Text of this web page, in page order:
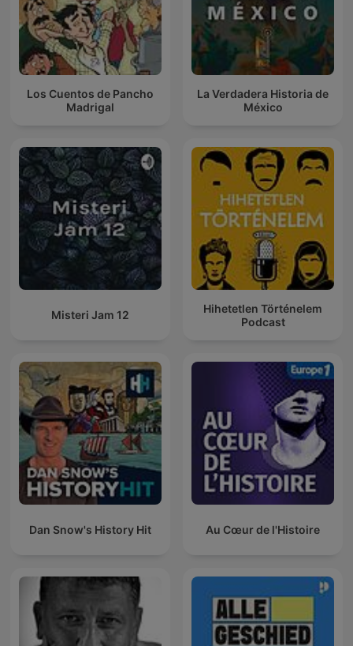
Los Cuentos de Pancho
Madrigal
La Verdadera Historia de
México
Misteri Jam 12
Hihetetlen Történelem
Podcast
Dan Snow's History Hit Au Cœur de l'Histoire